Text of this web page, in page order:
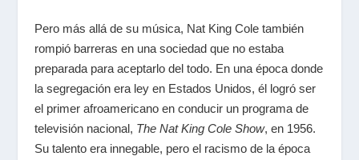
Pero más allá de su música, Nat King Cole también
rompió barreras en una sociedad que no estaba
preparada para aceptarlo del todo. En una época donde
la segregación era ley en Estados Unidos, él logró ser
el primer afroamericano en conducir un programa de
televisión nacional, The Nat King Cole Show, en 1956.
Su talento era innegable, pero el racismo de la época